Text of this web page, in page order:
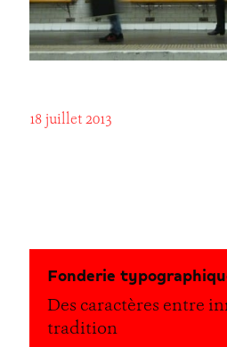
18 juillet 2013
Fonderie
Des caractères entre
tradition